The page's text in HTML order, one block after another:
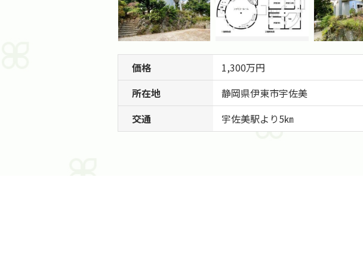
価格
1,300万円
所在地
静岡県伊東市宇佐美
交通
宇佐美駅より5㎞